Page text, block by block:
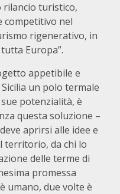
rilancio turistico,
competitivo nel
rigenerativo, in
Europa”.
appetibile e
un polo termale
potenzialità, è
questa soluzione –
aprirsi alle idee e
territorio, da chi lo
delle terme di
promessa
umano, due volte è